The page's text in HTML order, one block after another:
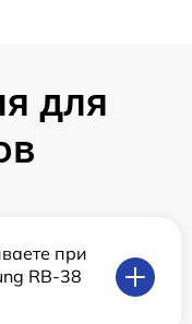
для
при
RB-38